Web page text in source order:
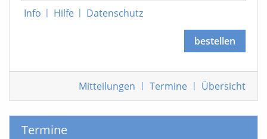
Info | Hilfe | Datenschutz
bestellen
Mitteilungen | Termine | Übersicht
Termine